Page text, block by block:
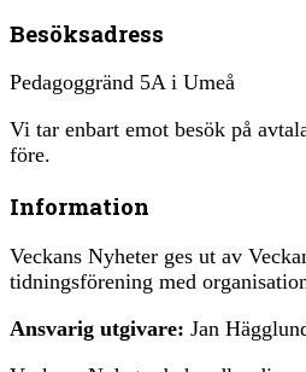
Besöksadress
Pedagoggränd 5A i Umeå
Vi tar enbart emot besök på
före.
Information
Veckans Nyheter ges ut av
tidningsförening med
Ansvarig utgivare: Jan